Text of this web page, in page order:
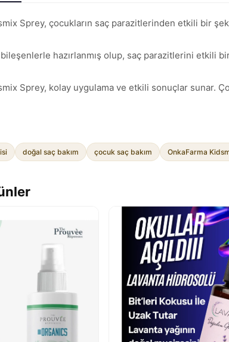
Sprey, çocukların saç parazitlerinden etkili bir
hazırlanmış olup, saç parazitlerini etkili
Sprey, kolay uygulama ve etkili sonuçlar sunar.
doğal saç bakım çocuk saç bakım OnkaFarma